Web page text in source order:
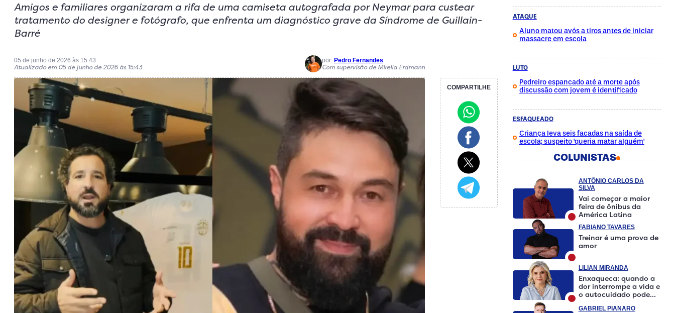
Amigos e familiares organizaram a rifa de uma camiseta autografada por Neymar para custear
tratamento do designer e fotógrafo, que enfrenta um diagnóstico grave da Síndrome de Guillain-
Barré
05 de junho de 2026 às 15:43
Atualizado em 05 de junho de 2026 às 15:43
por: Pedro Fernandes
Com supervisão de Mirella Erdmann
COMPARTILHE
ATAQUE
Aluno matou avós a tiros antes de iniciar
massacre em escola
LUTO
Pedreiro espancado até a morte após
discussão com jovem é identificado
ESFAQUEADO
Criança leva seis facadas na saída de
escola; suspeito 'queria matar alguém'
COLUNISTAS
ANTÔNIO CARLOS DA
SILVA
Vai começar a maior
feira de ônibus da
América Latina
FABIANO TAVARES
Treinar é uma prova de
amor
LILIAN MIRANDA
Enxaqueca: quando a
dor interrompe a vida e
o autocuidado pode
GABRIEL PIANARO